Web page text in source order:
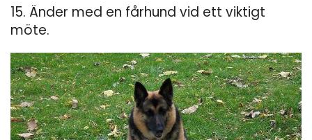
15. Änder med en fårhund vid ett viktigt
möte.